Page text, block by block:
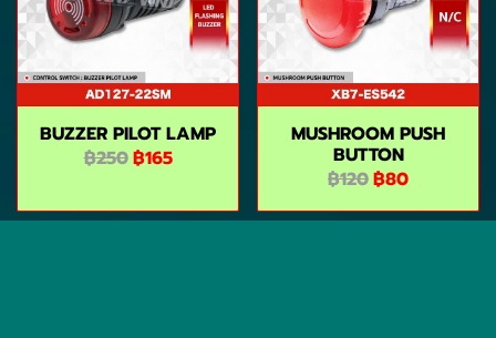
BUZZER PILOT LAMP
฿250฿165
MUSHROOM PUSH
BUTTON
฿120฿80